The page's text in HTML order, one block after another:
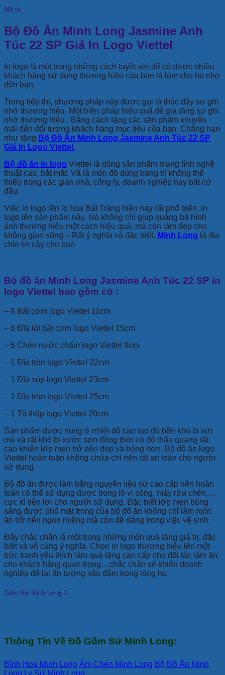
Mô tả
Bộ Đồ Ăn Minh Long Jasmine Anh
Túc 22 SP Giá In Logo Viettel
In logo là một trong những cách tuyệt vời để có được nhiều
khách hàng sử dụng thương hiệu của bạn là làm cho họ nhớ
đến bạn.
Trong tiếp thị, phương pháp này được gọi là thúc đẩy sự ghi
nhớ thương hiệu. Một biện pháp hiệu quả để gia tăng sự ghi
nhớ thương hiệu . Bằng cách tặng các sản phẩm khuyến
mãi đến đối tượng khách hàng mục tiêu của bạn. Chẳng hạn
như tặng Bộ Đồ Ăn Minh Long Jasmine Anh Túc 22 SP
Giá In Logo Viettel.
Bộ đồ ăn in logo Viettel là dòng sản phẩm mang tính nghệ
thuật cao, bắt mắt. Và là món đồ dùng trang trí không thể
thiếu trong các gian nhà, công ty, doanh nghiệp hay bất cứ
đâu.
Việc in logo lên lọ hoa Bát Tràng hiện nay rất phổ biến, in
logo lên sản phẩm này. Nó không chỉ giúp quảng bá hình
ảnh thương hiệu một cách hiệu quả, mà còn làm đẹp cho
không gian sống – Rất ý nghĩa và đặc biệt. Minh Long là địa
chie tin cậy cho bạn
Bộ đồ ăn Minh Long Jasmine Anh Túc 22 SP in
logo Viettel bao gồm có :
– 6 Bát cơm logo Viettel 11cm
– 6 Đĩa lót bát cơm logo Viettel 15cm
– 6 Chén nước chấm logo Viettel 9cm
– 1 Đĩa tròn logo Viettel 22cm
– 1 Đĩa súp logo Viettel 23cm
– 1 Đĩa tròn logo Viettel 25cm
– 1 Tô thấp logo Viettel 20cm
Sản phẩm được nung ở nhiệt độ cao tạo độ bền khó bị sứt
mẻ và rất khó bị xước sơn đồng thời có độ thấu quang rất
cao khiến lớp men trở nên đẹp và bóng hơn. Bộ đồ ăn logo
Viettel hoàn toàn không chứa chì nên rất an toàn cho người
sử dụng.
Bộ đồ ăn được làm bằng nguyên liệu sứ cao cấp nên hoàn
toàn có thể sử dụng được trong lò vi sóng, máy rửa chén,…
cực kì tiện lợi cho người sử dụng. Đặc biết lớp men bóng
sáng được phủ mặt trong của bộ đố ăn không chỉ làm món
ăn trở nên ngon miệng mà còn dễ dàng trong việc vệ sinh.
Đây chắc chắn là một trong những món quà tặng giá trị, đặc
biệt và vô cùng ý nghĩa. Chọn in logo thương hiệu lên một
bức tranh yêu thích làm quà tặng cao cấp cho đối tác làm ăn,
cho khách hàng quan trọng…chắc chắn sẽ khiến doanh
nghiệp để lại ấn tượng sâu đậm trong lòng họ
Gốm Sứ Minh Long 1
Thông Tin Về Đồ Gốm Sứ Minh Long:
Bình Hoa Minh Long Ấm Chén Minh Long Bộ Đồ Ăn Minh